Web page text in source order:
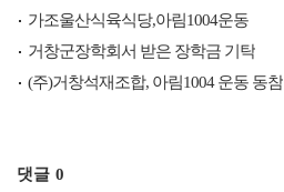
가조울산식육식당,아림1004운동
거창군장학회서 받은 장학금 기탁
(주)거창석재조합, 아림1004 운동 동참
댓글 0